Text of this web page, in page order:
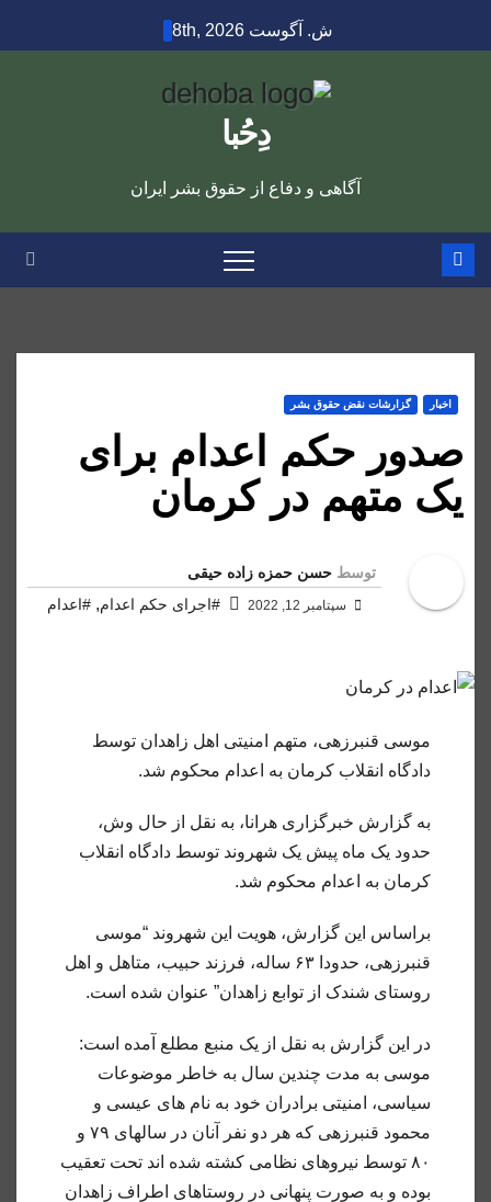
to
ش. آگوست 8th, 2026
دِحُبا
آگاهی و دفاع از حقوق بشر ایران
اخبار گزارشات نقض حقوق بشر
صدور حکم اعدام برای
یک متهم در کرمان
توسط حسن حمزه زاده حیقی
سپتامبر 12, 2022 #اجرای حکم اعدام, #اعدام
موسی قنبرزهی، متهم امنیتی اهل زاهدان توسط
دادگاه انقلاب کرمان به اعدام محکوم شد.
به گزارش خبرگزاری هرانا، به نقل از حال وش،
حدود یک ماه پیش یک شهروند توسط دادگاه انقلاب
کرمان به اعدام محکوم شد.
براساس این گزارش، هویت این شهروند “موسی
قنبرزهی، حدودا ۶۳ ساله، فرزند حبیب، متاهل و اهل
روستای شندک از توابع زاهدان” عنوان شده است.
در این گزارش به نقل از یک منبع مطلع آمده است:
موسی به مدت چندین سال به خاطر موضوعات
سیاسی، امنیتی برادران خود به نام های عیسی و
محمو‌د قنبرزهی که هر دو نفر آنان در سالهای ۷۹ و
۸۰ توسط نیروهای نظامی کشته شده اند تحت تعقیب
بوده و به صورت پنهانی در روستاهای اطراف زاهدان